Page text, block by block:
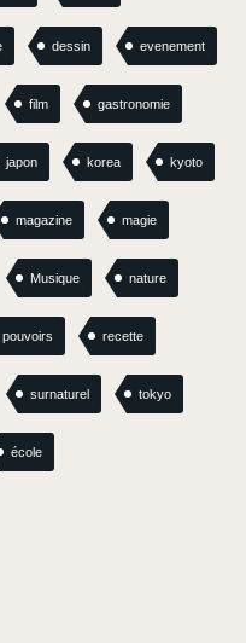
dessin evenement
film gastronomie
japon korea kyoto
magazine magie
Musique nature
pouvoirs recette
surnaturel tokyo
école